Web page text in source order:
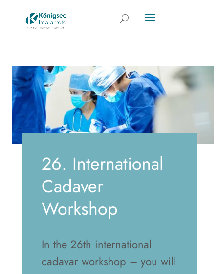
26. International
Cadaver
Workshop
In the 26th international
cadavar workshop – you will